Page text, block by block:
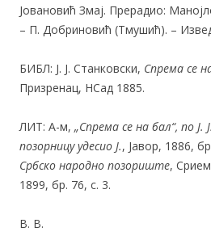
Јовановић Змај. Прерадио:
– П. Добриновић (Тмушић). –
БИБЛ: Ј. Ј. Станковски, Спрема се
Призренац, НСад 1885.
ЛИТ: А-м, „Спрема се на бал“, по Ј.
позорницу удесио Ј., Јавор, 1886,
Србско народно позориште,
1899, бр. 76, с. 3.
В. В.